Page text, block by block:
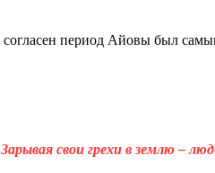
согласен период Айовы был
Зарывая свои грехи в землю –